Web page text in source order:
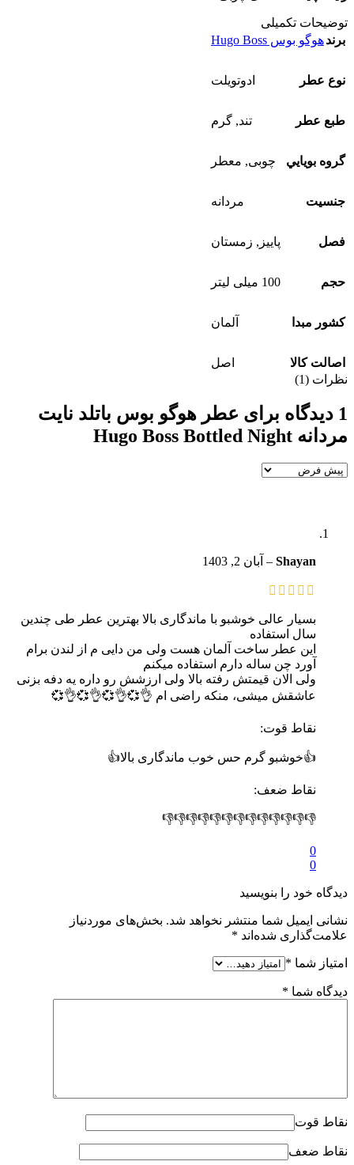
توضیحات تکمیلی
برندهوگو بوس Hugo Boss
نوع عطر ادوتويلت
طبع عطر تند, گرم
گروه بويايي چوبی, معطر
جنسيت مردانه
فصل پاییز , زمستان
حجم 100 میلی لیتر
کشور مبدا آلمان
اصالت کالا
اصل
نظرات (1)
1 دیدگاه برای
عطر هوگو بوس باتلد نایت
مردانه Hugo Boss Bottled Night
Shayan
– آبان 2, 1403
بسیار عالی خوشبو با ماندگاری بالا بهترین عطر طی چندین
سال استفاده
این عطر ساخت آلمان هست ولی من دایی م از لندن برام
آورد چن ساله دارم استفاده میکنم
ولی الان قیمتش رفته بالا ولی ارزشش رو داره یه دفه بزنی
عاشقش میشی، منکه راضی ام 👌💞👌💞👌💞👌💞
نقاط قوت:
👍خوشبو گرم حس خوب ماندگاری بالا👍
نقاط ضعف:
👎👎👎👎👎👎👎👎👎👎👎👎👎
0
0
دیدگاه خود را بنویسید
نشانی ایمیل شما منتشر نخواهد شد. بخش‌های موردنیاز
علامت‌گذاری شده‌اند *
امتیاز شما *
دیدگاه شما *
نقاط قوت
نقاط ضعف